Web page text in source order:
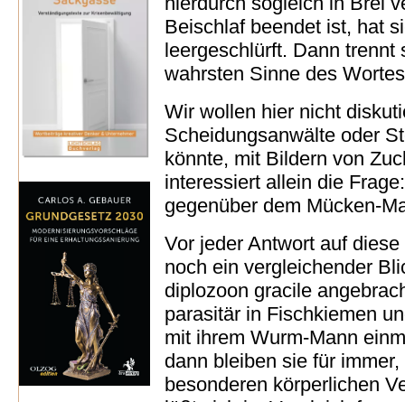
Beischlaf beendet ist, hat
leergeschlürft. Dann trennt
wahrsten Sinne des
Wir wollen hier nicht
Scheidungsanwälte oder
könnte, mit Bildern von
interessiert allein die
gegenüber dem Mücken-
Vor jeder Antwort auf
noch ein vergleichender
diplozoon gracile
parasitär in Fischkiemen
mit ihrem Wurm-Mann
dann bleiben sie für
besonderen körperlichen